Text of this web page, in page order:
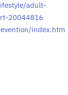
adult-
20044816
index.htm